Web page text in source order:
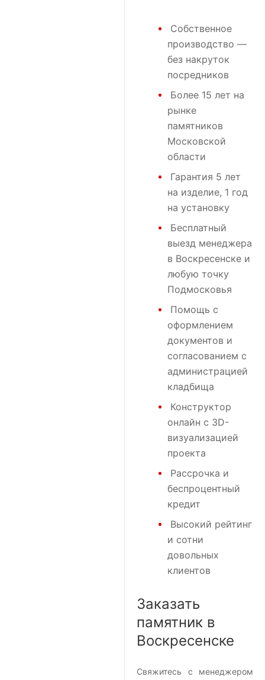
Собственное
производство —
без накруток
посредников
Более 15 лет на
рынке
памятников
Московской
области
Гарантия 5 лет
на изделие, 1 год
на установку
Бесплатный
выезд менеджера
в Воскресенске и
любую точку
Подмосковья
Помощь с
оформлением
документов и
согласованием с
администрацией
кладбища
Конструктор
онлайн с 3D-
визуализацией
проекта
Рассрочка и
беспроцентный
кредит
Высокий рейтинг
и сотни
довольных
клиентов
Заказать
памятник в
Воскресенске
Свяжитесь с менеджером